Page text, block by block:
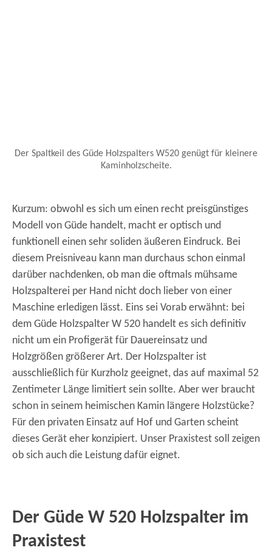
Der Spaltkeil des Güde Holzspalters W520 genügt für kleinere
Kaminholzscheite.
Kurzum: obwohl es sich um einen recht preisgünstiges
Modell von Güde handelt, macht er optisch und
funktionell einen sehr soliden äußeren Eindruck. Bei
diesem Preisniveau kann man durchaus schon einmal
darüber nachdenken, ob man die oftmals mühsame
Holzspalterei per Hand nicht doch lieber von einer
Maschine erledigen lässt. Eins sei Vorab erwähnt: bei
dem Güde Holzspalter W 520 handelt es sich definitiv
nicht um ein Profigerät für Dauereinsatz und
Holzgrößen größerer Art. Der Holzspalter ist
ausschließlich für Kurzholz geeignet, das auf maximal 52
Zentimeter Länge limitiert sein sollte. Aber wer braucht
schon in seinem heimischen Kamin längere Holzstücke?
Für den privaten Einsatz auf Hof und Garten scheint
dieses Gerät eher konzipiert. Unser Praxistest soll zeigen
ob sich auch die Leistung dafür eignet.
Der Güde W 520 Holzspalter im
Praxistest